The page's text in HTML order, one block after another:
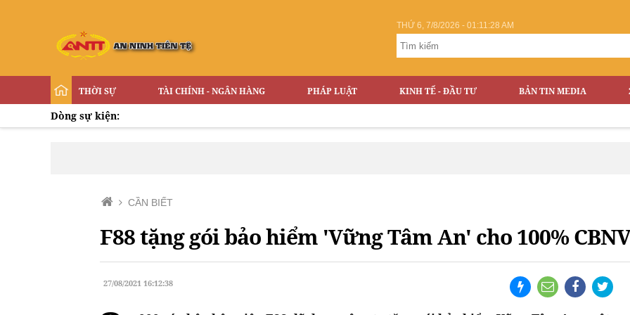
THỨ 6, 7/8/2026 - 01:11:29 AM
THỜI SỰ TÀI CHÍNH - NGÂN HÀNG PHÁP LUẬT KINH TẾ - ĐẦU TƯ BẢN TIN MEDIA
Dòng sự kiện:
CẦN BIẾT
F88 tặng gói bảo hiểm 'Vững Tâm An' cho 100% CBNV
27/08/2021 16:12:38